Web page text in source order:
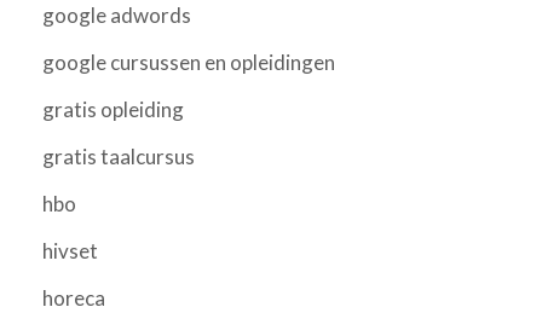
google adwords
google cursussen en opleidingen
gratis opleiding
gratis taalcursus
hbo
hivset
horeca